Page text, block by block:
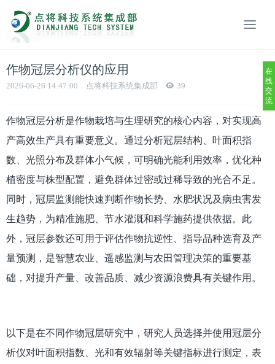
作物冠层分析仪的应用
2026-06-26 14:47:00 点将科技系统集成部 39
作物冠层分析是作物栽培与生理研究的核心内容，对实现高
产高效生产具有重要意义。通过分析冠层结构、叶面积指
数、光照分布及群体小气候，可明确光能利用效率，优化种
植密度与株型配置，避免群体过密或过稀导致的光合不足。
同时，冠层监测能快速判断作物长势、水肥状况及病虫害发
生趋势，为精准施肥、节水灌溉和科学施药提供依据。此
外，冠层参数还可用于评估作物抗逆性、指导品种选育及产
量预测，是智慧农业、遥感监测与农田管理决策的重要基
础，对提升产量、改善品质、减少资源浪费具有关键作用。
以下是在不同作物冠层研究中，研究人员选择并使用冠层分
析仪对叶面积指数、光和有效辐射等关键指标进行测定，表
在
线
交
流